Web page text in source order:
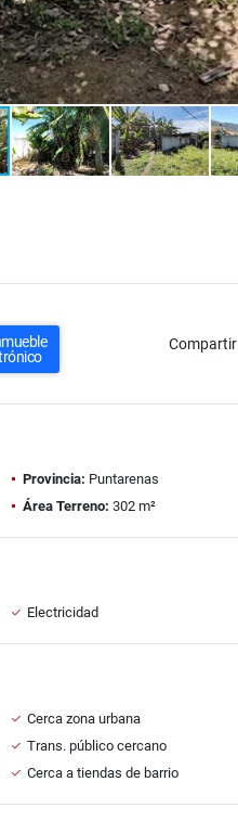
Compartir
Provincia: Puntarenas
Área Terreno: 302 m²
Electricidad
Cerca zona urbana
Trans. público cercano
Cerca a tiendas de barrio